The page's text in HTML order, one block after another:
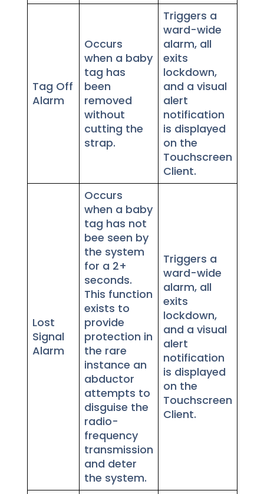
Tag Off
Alarm
Occurs
when a baby
tag has
been
removed
without
cutting the
strap.
Triggers a
ward-wide
alarm, all
exits
lockdown,
and a visual
alert
notification
is displayed
on the
Touchscreen
Client.
Lost
Signal
Alarm
Occurs
when a baby
tag has not
bee seen by
the system
for a 2+
seconds.
This function
exists to
provide
protection in
the rare
instance an
abductor
attempts to
disguise the
radio-
frequency
transmission
and deter
the system.
Triggers a
ward-wide
alarm, all
exits
lockdown,
and a visual
alert
notification
is displayed
on the
Touchscreen
Client.